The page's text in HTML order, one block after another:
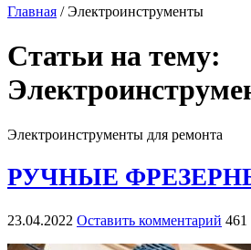
Главная / Электроинструменты
Статьи на тему:
Электроинструменты для ремонта
РУЧНЫЕ
23.04.2022 Оставить комментарий 461